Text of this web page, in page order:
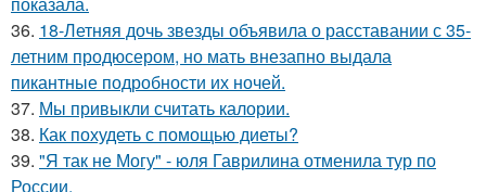
36. 18-Летняя дочь звезды объявила о расставании с 35-
летним продюсером, но мать внезапно выдала
пикантные подробности их ночей.
37. Мы привыкли считать калории.
38. Как похудеть с помощью диеты?
39. "Я так не Могу" - юля Гаврилина отменила тур по
России.